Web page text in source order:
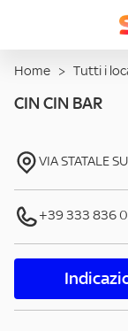
Home > Tutti i
CIN CIN BAR
VIA STATALE
+39 333 836